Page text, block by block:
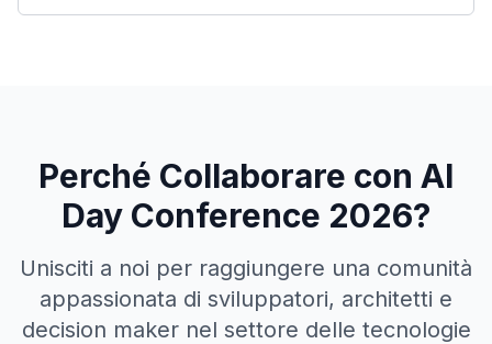
Perché Collaborare con AI
Day Conference 2026?
Unisciti a noi per raggiungere una comunità
appassionata di sviluppatori, architetti e
decision maker nel settore delle tecnologie